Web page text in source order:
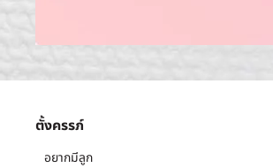
ตั้งครรภ์
อยากมีลูก